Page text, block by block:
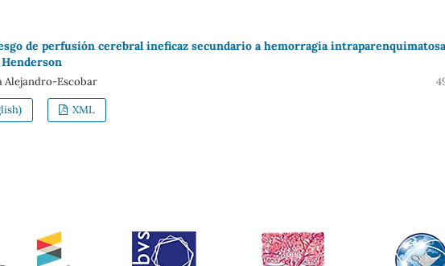
de perfusión cerebral ineficaz secundario a hemorragia
Alejandro-Escobar
XML